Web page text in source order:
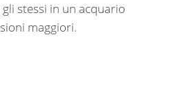
stessi in un acquario
maggiori.